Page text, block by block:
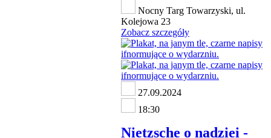
Nocny Targ Towarzyski, ul.
Kolejowa 23
Zobacz szczegóły
27.09.2024
18:30
Nietzsche o nadziei -